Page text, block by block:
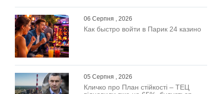
06 Серпня , 2026
Как быстро войти в Парик 24 казино
05 Серпня , 2026
Кличко про План стійкості – ТЕЦ